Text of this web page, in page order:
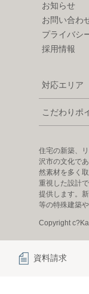
お知らせ
お問い合わ
プライバシ
採用情報
対応エリア
こだわりポ
住宅の新築、
沢市の文化で
然素材を多く
重視した設計
提供します。
等の特殊建築
Copyright
資料請求